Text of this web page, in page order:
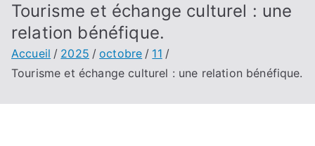
Tourisme et échange culturel : une
relation bénéfique.
Accueil 2025 octobre
11
Tourisme et échange culturel : une relation bénéfique.